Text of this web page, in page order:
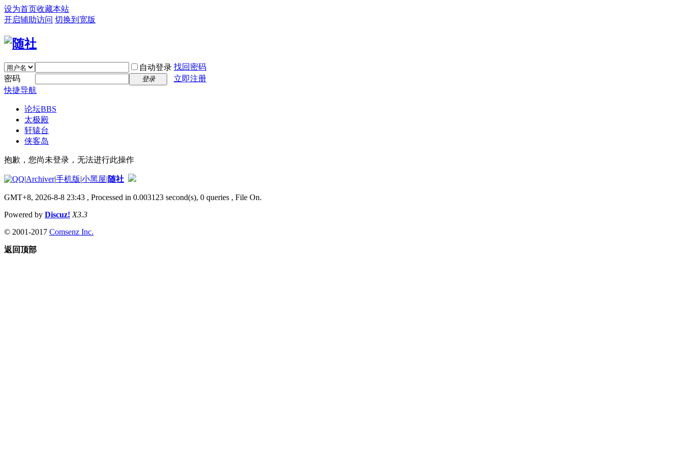
设为首页收藏本站
开启辅助访问 切换到宽版
自动登录 找回密码
密码
登录
立即注册
快捷导航
论坛BBS
太极殿
轩辕台
侠客岛
抱歉，您尚未登录，无法进行此操作
|Archiver|手机版|小黑屋|随社
GMT+8, 2026-8-8 23:43 , Processed in 0.003123 second(s), 0 queries , File On.
Powered by Discuz! X3.3
© 2001-2017 Comsenz Inc.
返回顶部